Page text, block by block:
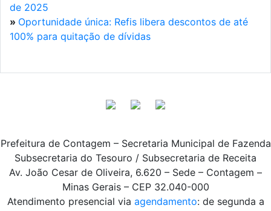
de 2025
» Oportunidade única: Refis libera descontos de até
100% para quitação de dívidas
Prefeitura de Contagem – Secretaria Municipal de Fazenda
Subsecretaria do Tesouro / Subsecretaria de Receita
Av. João Cesar de Oliveira, 6.620 – Sede – Contagem –
Minas Gerais – CEP 32.040-000
Atendimento presencial via agendamento: de segunda a